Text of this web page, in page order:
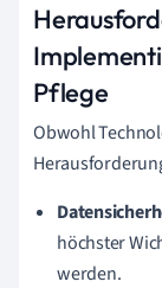
Pflege
Obwohl
höchster
werden.